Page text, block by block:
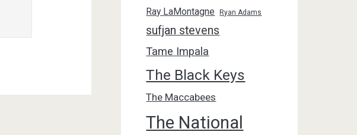
Ray LaMontagne Ryan Adams
sufjan stevens
Tame Impala
The Black Keys
The Maccabees
The National